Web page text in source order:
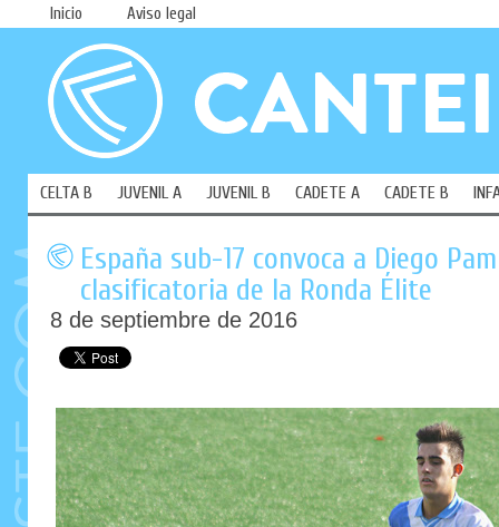
Inicio Aviso legal
CELTA B JUVENIL A JUVENIL B CADETE A CADETE B
España sub-17 convoca a Diego
clasificatoria de la Ronda Élite
8 de septiembre de 2016